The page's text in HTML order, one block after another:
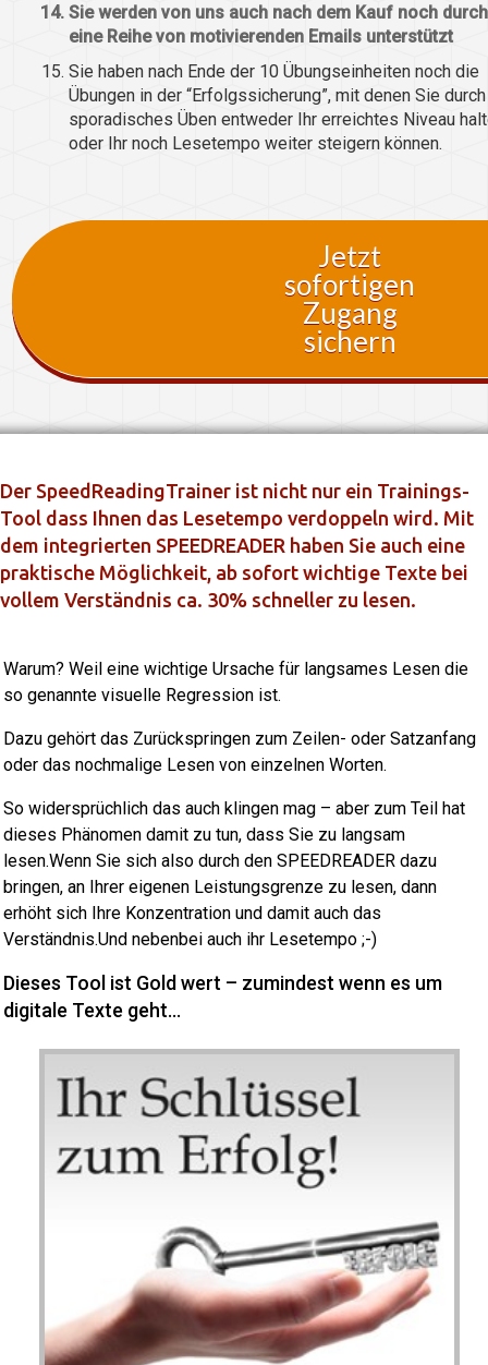
Sie werden von uns auch nach dem Kauf noch durch
eine Reihe von motivierenden Emails unterstützt
Sie haben nach Ende der 10 Übungseinheiten noch die
Übungen in der “Erfolgssicherung”, mit denen Sie durch
sporadisches Üben entweder Ihr erreichtes Niveau
oder Ihr noch Lesetempo weiter steigern können.
Jetzt
sofortigen
Zugang
sichern
Der SpeedReadingTrainer ist nicht nur ein Trainings-
Tool dass Ihnen das Lesetempo verdoppeln wird. Mit
dem integrierten SPEEDREADER haben Sie auch eine
praktische Möglichkeit, ab sofort wichtige Texte bei
vollem Verständnis ca. 30% schneller zu lesen.
Warum? Weil eine wichtige Ursache für langsames Lesen die
so genannte visuelle Regression ist.
Dazu gehört das Zurückspringen zum Zeilen- oder Satzanfang
oder das nochmalige Lesen von einzelnen Worten.
So widersprüchlich das auch klingen mag – aber zum Teil hat
dieses Phänomen damit zu tun, dass Sie zu langsam
lesen.Wenn Sie sich also durch den SPEEDREADER dazu
bringen, an Ihrer eigenen Leistungsgrenze zu lesen, dann
erhöht sich Ihre Konzentration und damit auch das
Verständnis.Und nebenbei auch ihr Lesetempo ;-)
Dieses Tool ist Gold wert – zumindest wenn es um
digitale Texte geht…